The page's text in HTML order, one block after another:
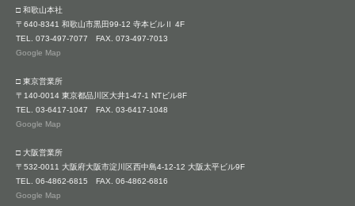
□ 和歌山本社
〒640-8341 和歌山市黒田99-12 寺本ビルⅡ 4F
TEL. 073-497-7077 FAX. 073-497-7013
Google Map
□ 東京営業所
〒140-0014 東京都品川区大井1-47-1 NTビル8F
TEL. 03-6417-1047 FAX. 03-6417-1048
Google Map
□ 大阪営業所
〒532-0011 大阪府大阪市淀川区西中島4-12-12 大阪太平ビル9F
TEL. 06-4862-6815 FAX. 06-4862-6816
Google Map